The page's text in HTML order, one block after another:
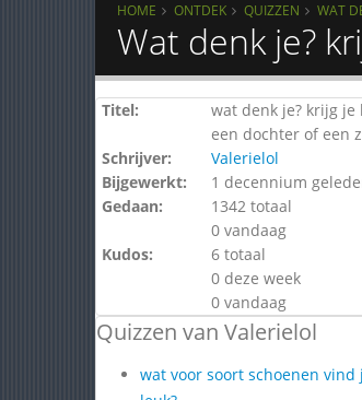
HOME ONTDEK QUIZZEN WAT
Wat denk je?
Titel:
wat denk je? krijg je
een dochter of een
Schrijver:
Valerielol
Bijgewerkt:
1 decennium
Gedaan:
1342 totaal
0 vandaag
Kudos:
6 totaal
0 deze week
0 vandaag
Quizzen van Valerielol
wat voor soort schoenen vind